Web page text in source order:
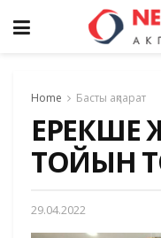
Home Басты ақпарат
ЕРЕКШЕ
ТОЙЫН
29.04.2022